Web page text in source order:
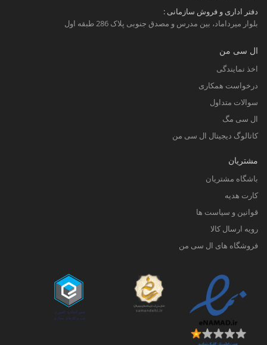
دفتر اداری و فروش سازمانی :
بلوار میرداماد، بین مدرس و مصدق جنوبی پلاک 286 طبقه اول
ال سی من
اخذ نمایندگی
درخواست همکاری
سوالات متداول
ال سی مگ
کاتالوگ دیجیتال ال سی من
مشتریان
باشگاه مشتریان
کارت هدیه
قوانین و سیاست ها
رویه ارسال کالا
فروشگاه های ال سی من